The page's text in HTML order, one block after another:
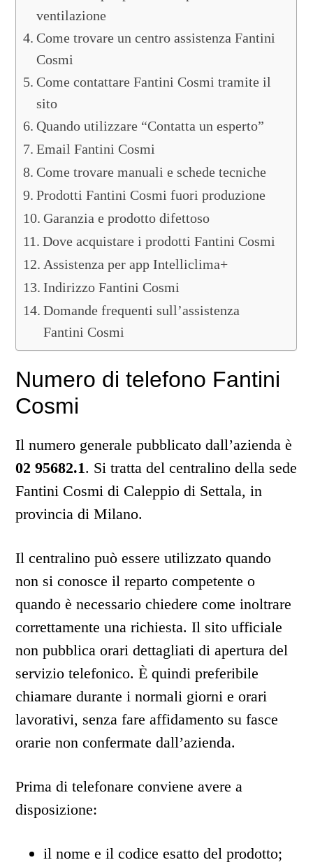
ventilazione
Come trovare un centro assistenza Fantini
Cosmi
Come contattare Fantini Cosmi tramite il
sito
Quando utilizzare “Contatta un esperto”
Email Fantini Cosmi
Come trovare manuali e schede tecniche
Prodotti Fantini Cosmi fuori produzione
Garanzia e prodotto difettoso
Dove acquistare i prodotti Fantini Cosmi
Assistenza per app Intelliclima+
Indirizzo Fantini Cosmi
Domande frequenti sull’assistenza
Fantini Cosmi
Numero di telefono Fantini
Cosmi
Il numero generale pubblicato dall’azienda è
02 95682.1. Si tratta del centralino della sede
Fantini Cosmi di Caleppio di Settala, in
provincia di Milano.
Il centralino può essere utilizzato quando
non si conosce il reparto competente o
quando è necessario chiedere come inoltrare
correttamente una richiesta. Il sito ufficiale
non pubblica orari dettagliati di apertura del
servizio telefonico. È quindi preferibile
chiamare durante i normali giorni e orari
lavorativi, senza fare affidamento su fasce
orarie non confermate dall’azienda.
Prima di telefonare conviene avere a
disposizione:
il nome e il codice esatto del prodotto;